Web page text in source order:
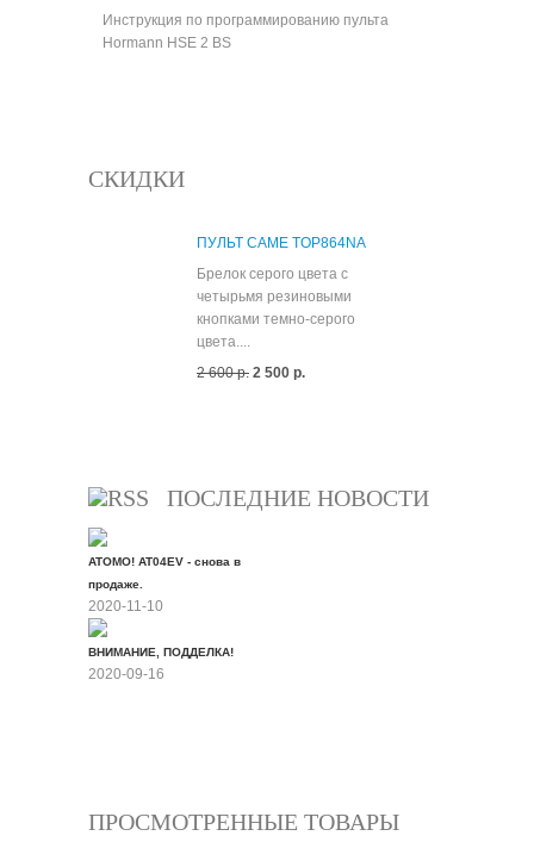
Инструкция по программированию пульта
Hormann HSE 2 BS
СКИДКИ
ПУЛЬТ CAME TOP864NA
Брелок серого цвета с
четырьмя резиновыми
кнопками темно-серого
цвета....
2 600 р. 2 500 р.
ПОСЛЕДНИЕ НОВОСТИ
ATOMO! AT04EV - снова в
продаже.
2020-11-10
ВНИМАНИЕ, ПОДДЕЛКА!
2020-09-16
ПРОСМОТРЕННЫЕ ТОВАРЫ